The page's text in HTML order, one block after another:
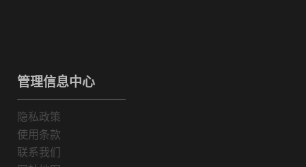
管理信息中心
隐私政策
使用条款
联系我们